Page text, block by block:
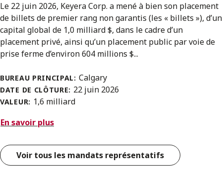
Le 22 juin 2026, Keyera Corp. a mené à bien son placement
de billets de premier rang non garantis (les « billets »), d’un
capital global de 1,0 milliard $, dans le cadre d’un
placement privé, ainsi qu’un placement public par voie de
prise ferme d’environ 604 millions $...
BUREAU PRINCIPAL: Calgary
DATE DE CLÔTURE: 22 juin 2026
VALEUR: 1,6 milliard
En savoir plus
Voir tous les mandats représentatifs